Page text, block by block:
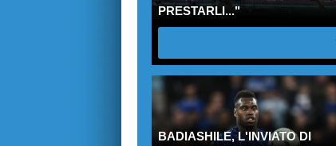
PRESTARLI..."
BADIASHILE, L'INVIATO DI